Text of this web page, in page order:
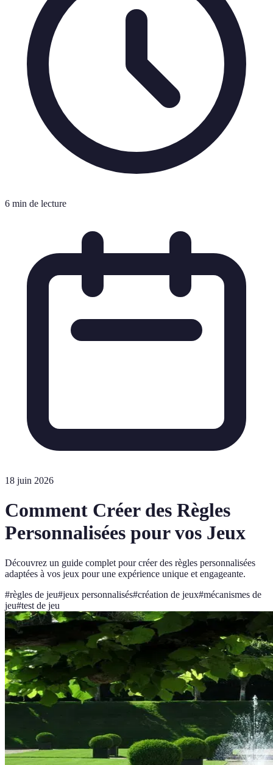
6 min de lecture
18 juin 2026
Comment Créer des Règles
Personnalisées pour vos Jeux
Découvrez un guide complet pour créer des règles personnalisées
adaptées à vos jeux pour une expérience unique et engageante.
#règles de jeu#jeux personnalisés#création de jeux#mécanismes de
jeu#test de jeu